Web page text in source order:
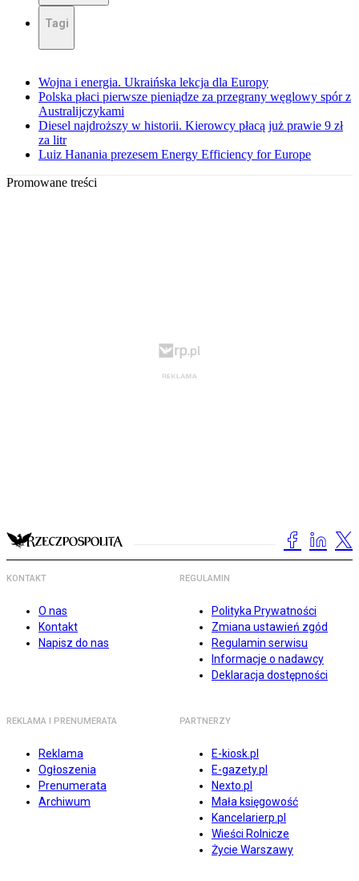
Tagi
Wojna i energia. Ukraińska lekcja dla Europy
Polska płaci pierwsze pieniądze za przegrany węglowy spór z
Australijczykami
Diesel najdroższy w historii. Kierowcy płacą już prawie 9 zł
za litr
Luiz Hanania prezesem Energy Efficiency for Europe
Promowane treści
KONTAKT
O nas
Kontakt
Napisz do nas
REGULAMIN
Polityka Prywatności
Zmiana ustawień zgód
Regulamin serwisu
Informacje o nadawcy
Deklaracja dostępności
REKLAMA I PRENUMERATA
Reklama
Ogłoszenia
Prenumerata
Archiwum
PARTNERZY
E-kiosk.pl
E-gazety.pl
Nexto.pl
Mała księgowość
Kancelarierp.pl
Wieści Rolnicze
Życie Warszawy